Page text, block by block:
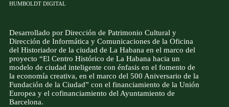
HUMBOLDT DIGITAL
Desarrollado por Dirección de Patrimonio Cultural y
Dirección de Informática y Comunicaciones de la Oficina
del Historiador de la ciudad de La Habana en el marco del
proyecto “El Centro Histórico de La Habana hacia un
modelo de ciudad inteligente con énfasis en el fomento de
la economía creativa, en el marco del 500 Aniversario de la
Fundación de la Ciudad” con el financiamiento de la Unión
Europea y el cofinanciamiento del Ayuntamiento de
Barcelona.